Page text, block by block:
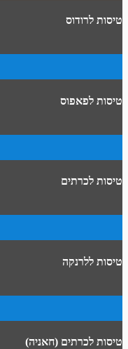
טיסות לרודוס
טיסות לפאפוס
טיסות לכרתים
טיסות ללרנקה
טיסות לכרתים (חאניה)